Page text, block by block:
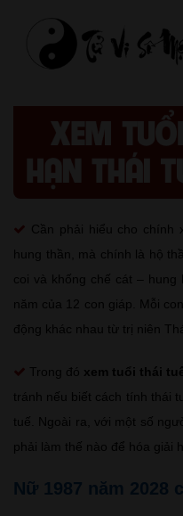
Cần phải hiểu cho chính
hung thần, mà chính là hộ
coi và khống chế cát – hung
năm của 12 con giáp. Mỗi
động khác nhau từ trị niên
Trong đó xem tuổi thái
tránh nếu biết cách tính thái
tuế. Ngoài ra, với một số
phải làm thế nào để hóa giải
Nữ 1987 năm 2028